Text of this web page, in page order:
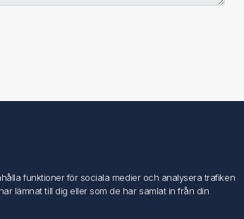
funktioner för sociala medier och analysera trafiken
lämnat till dig eller som de har samlat in från din